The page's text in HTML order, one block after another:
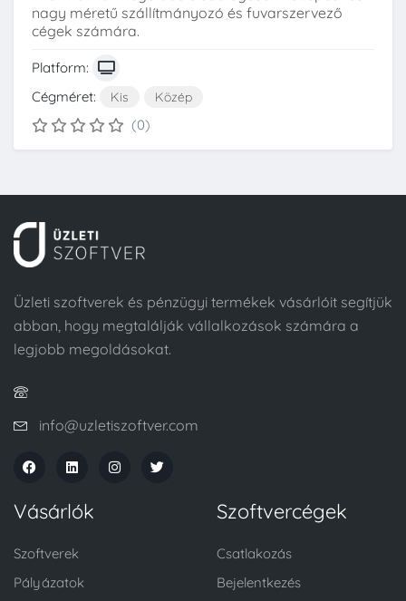
nagy méretű szállítmányozó és fuvarszervező
cégek számára.
Platform:
Cégméret:
Kis Közép
(0)
Üzleti szoftverek és pénzügyi termékek vásárlóit segítjük
abban, hogy megtalálják vállalkozások számára a
legjobb megoldásokat.
info@uzletiszoftver.com
Vásárlók
Szoftverek
Pályázatok
Szoftvercégek
Csatlakozás
Bejelentkezés